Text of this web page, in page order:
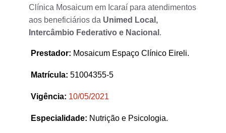
Clínica Mosaicum em Icaraí para atendimentos
aos beneficiários da Unimed Local,
Intercâmbio Federativo e Nacional .
Prestador: Mosaicum Espaço Clínico Eireli.
Matrícula: 51004355-5
Vigência: 10/05/2021
Especialidade: Nutrição e Psicologia.